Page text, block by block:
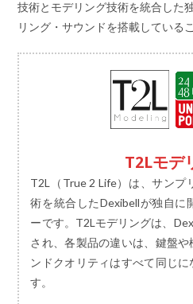
技術とモデリング技術を統合した
リング・サウンドを搭載している
T2Lモデ
T2L（True 2 Life）は、サンプ
術を統合したDexibellが独自に
ーです。T2Lモデリングは、
され、各製品の違いは、鍵盤
ンドクオリティはすべて同じ
す。